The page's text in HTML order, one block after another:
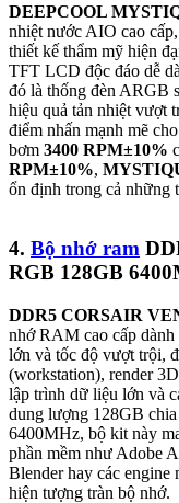
DEEPCOOL
nhiệt nước AIO cao
thiết kế thẩm mỹ hiện
TFT LCD độc đáo dễ
đó là thống đèn ARGB
hiệu quả tản nhiệt vượt
điểm nhấn mạnh mẽ
bơm 3400 RPM±10%
RPM±10%,
ổn định trong cả những
4. Bộ nhớ ram
RGB 128GB
DDR5 CORSAIR
nhớ RAM cao cấp
lớn và tốc độ vượt trội,
(workstation), render
lập trình dữ liệu lớn và
dung lượng 128GB
6400MHz, bộ kit này
phần mềm như Adobe
Blender hay các engine
hiện tượng tràn bộ nhớ.